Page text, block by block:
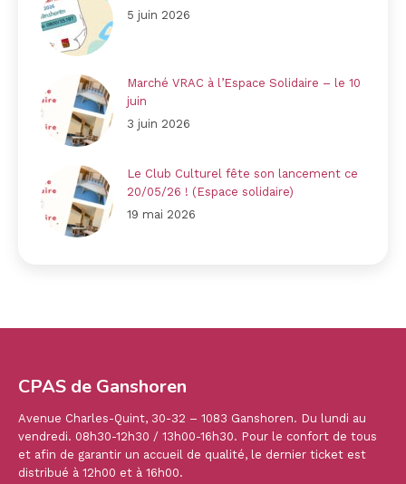
5 juin 2026
Marché VRAC à l’Espace Solidaire – le 10
juin
3 juin 2026
Le Club Culturel fête son lancement ce
20/05/26 ! (Espace solidaire)
19 mai 2026
CPAS de Ganshoren
Avenue Charles-Quint, 30-32 – 1083 Ganshoren. Du lundi au
vendredi. 08h30-12h30 / 13h00-16h30. Pour le confort de tous
et afin de garantir un accueil de qualité, le dernier ticket est
distribué à 12h00 et à 16h00.